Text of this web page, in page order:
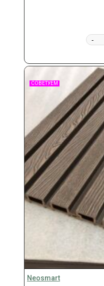
-
СОВЕТУЕМ
Neosmart